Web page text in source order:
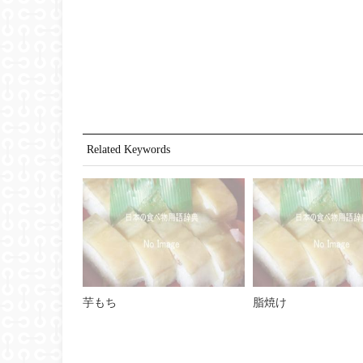
Related Keywords
芋もち 脂焼け